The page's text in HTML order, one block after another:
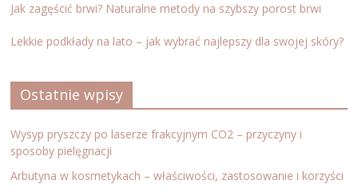
Jak zagęścić brwi? Naturalne metody na szybszy porost brwi
Lekkie podkłady na lato – jak wybrać najlepszy dla swojej skóry?
Ostatnie wpisy
Wysyp pryszczy po laserze frakcyjnym CO2 – przyczyny i
sposoby pielęgnacji
Arbutyna w kosmetykach – właściwości, zastosowanie i korzyści